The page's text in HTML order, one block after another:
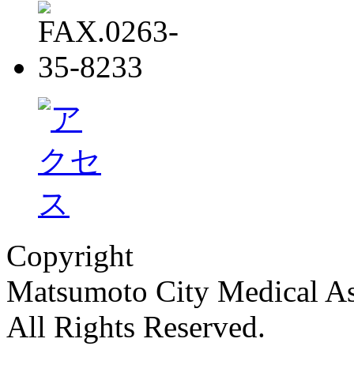
Copyright
Matsumoto City Medical
All Rights Reserved.